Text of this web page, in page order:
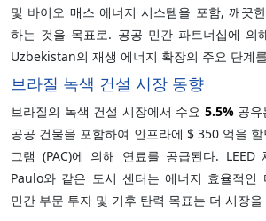
및 바이오 매스 에너지 시스템을 포함, 깨끗
하는 것을 목표로. 공공 민간 파트너십에 의
Uzbekistan의 재생 에너지 확장의 주요 단계
브라질 녹색 건설 시장 동향
브라질의 녹색 건설 시장에서 수요 5.5%공유
공공 건물을 포함하여 인프라에 $ 350 억을
그램 (PAC)에 의해 연료를 공급된다. LEED
Paulo와 같은 도시 센터는 에너지 효율적
민간 부문 투자 및 기후 탄력 목표는 더 시장을